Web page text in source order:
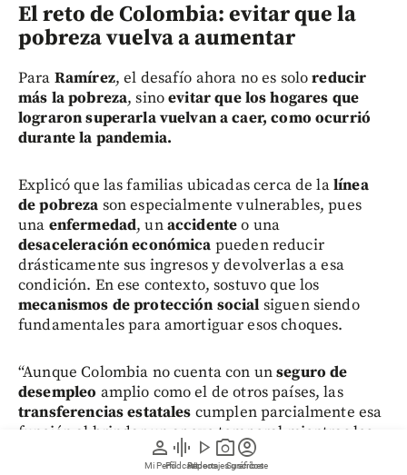
person
Mi Perfil
graphic_eq
Pódcast
play_arrow
Videos
photo_camera
Reportajes gráficos
account_circle
Suscríbete
El reto de Colombia: evitar que la
pobreza vuelva a aumentar
Para Ramírez, el desafío ahora no es soloreducir
más la pobreza, sinoevitar que los hogares que
lograron superarla vuelvan a caer, como ocurrió
durante la pandemia.
Explicó que las familias ubicadas cerca de lalínea
de pobreza son especialmente vulnerables, pues
una enfermedad, unaccidenteo una
desaceleración económica pueden reducir
drásticamente sus ingresos y devolverlas a esa
condición. En ese contexto, sostuvo que los
mecanismos de protección social siguen siendo
fundamentales para amortiguar esos choques.
“Aunque Colombia no cuenta con unseguro de
desempleo amplio como el de otros países, las
transferencias estatales cumplen parcialmente esa
función al brindar un apoyo temporal mientras los
hogares recuperan su capacidad de generar